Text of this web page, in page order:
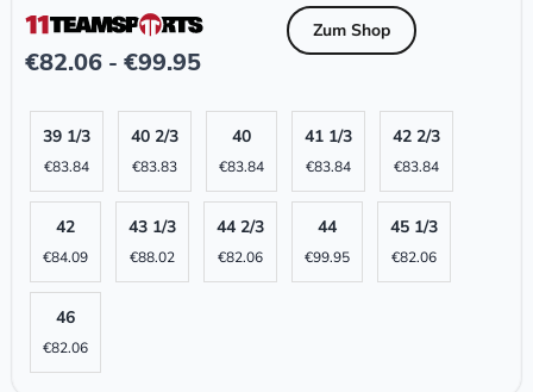
€82.06 - €99.95
Zum Shop
39 1/3
€83.84
40 2/3
€83.83
40
€83.84
41 1/3
€83.84
42 2/3
€83.84
42
€84.09
43 1/3
€88.02
44 2/3
€82.06
44
€99.95
45 1/3
€82.06
46
€82.06